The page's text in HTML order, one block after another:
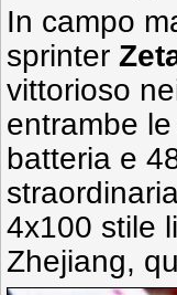
In campo
sprinter
vittorioso
entrambe
batteria e
4x100 stile
Zhejiang,